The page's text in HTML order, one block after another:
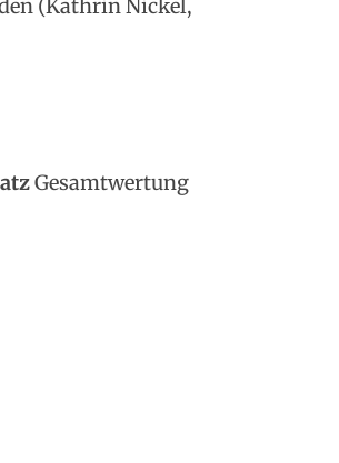
(Kathrin Nickel,
Gesamtwertung